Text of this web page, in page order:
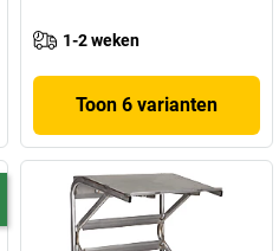
1-2 weken
Toon 6 varianten